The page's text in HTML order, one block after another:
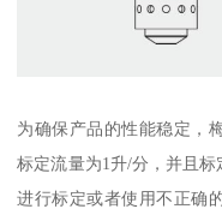
为确保产品的性能稳定，
标定流量为1升/分，并且
进行标定或者使用不正确